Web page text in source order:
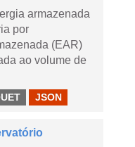
armazenada
por
(EAR)
ao volume de
JSON